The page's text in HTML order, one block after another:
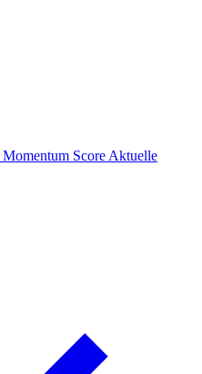
Momentum Score Aktuelle